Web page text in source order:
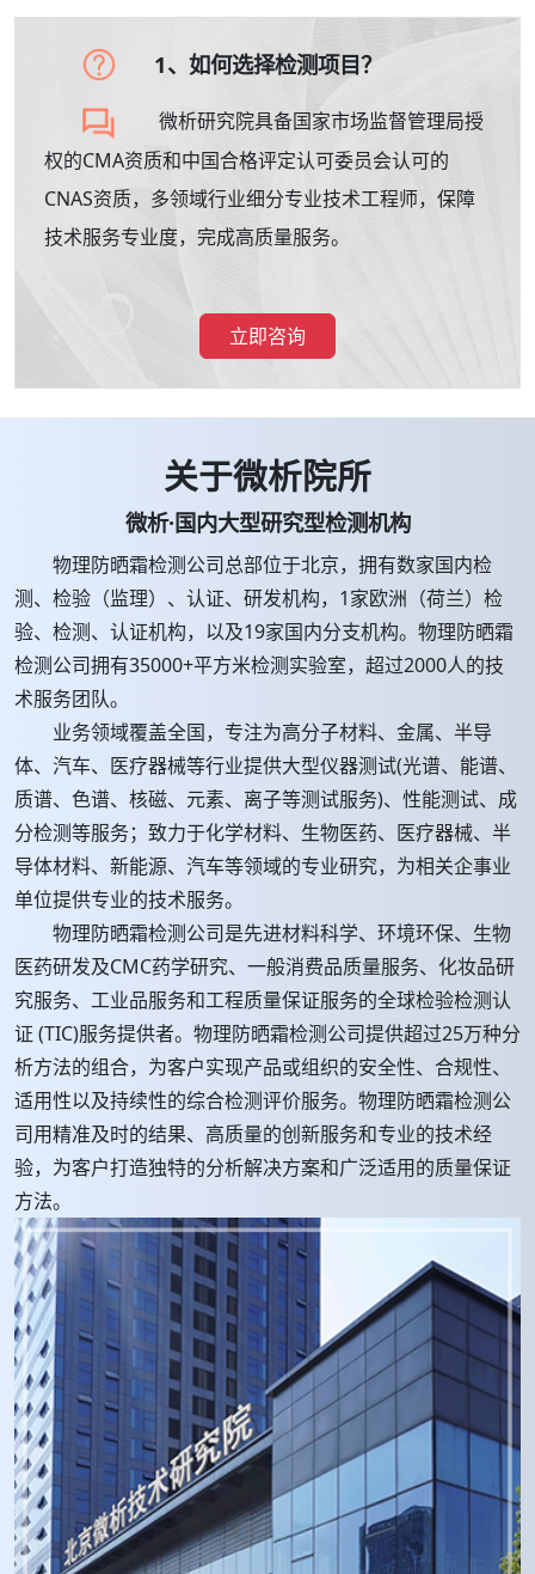
1、如何选择检测项目？
微析研究院具备国家市场监督管理局授
权的CMA资质和中国合格评定认可委员会认可的
CNAS资质，多领域行业细分专业技术工程师，保障
技术服务专业度，完成高质量服务。
立即咨询
关于微析院所
微析·国内大型研究型检测机构
物理防晒霜检测公司总部位于北京，拥有数家国内检
测、检验（监理）、认证、研发机构，1家欧洲（荷兰）检
验、检测、认证机构，以及19家国内分支机构。物理防晒霜
检测公司拥有35000+平方米检测实验室，超过2000人的技
术服务团队。
业务领域覆盖全国，专注为高分子材料、金属、半导
体、汽车、医疗器械等行业提供大型仪器测试(光谱、能谱、
质谱、色谱、核磁、元素、离子等测试服务)、性能测试、成
分检测等服务；致力于化学材料、生物医药、医疗器械、半
导体材料、新能源、汽车等领域的专业研究，为相关企事业
单位提供专业的技术服务。
物理防晒霜检测公司是先进材料科学、环境环保、生物
医药研发及CMC药学研究、一般消费品质量服务、化妆品研
究服务、工业品服务和工程质量保证服务的全球检验检测认
证 (TIC)服务提供者。物理防晒霜检测公司提供超过25万种分
析方法的组合，为客户实现产品或组织的安全性、合规性、
适用性以及持续性的综合检测评价服务。物理防晒霜检测公
司用精准及时的结果、高质量的创新服务和专业的技术经
验，为客户打造独特的分析解决方案和广泛适用的质量保证
方法。